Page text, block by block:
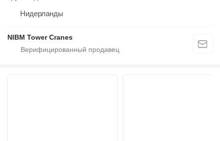
Нидерланды
NIBM Tower Cranes